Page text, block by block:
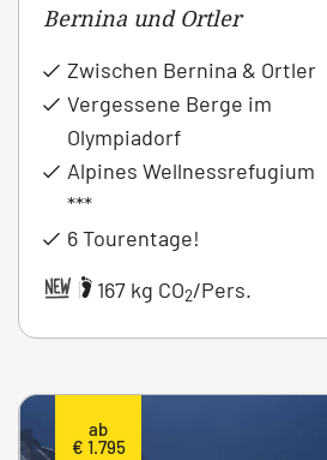
Bernina und Ortler
Zwischen Bernina & Ortler
Vergessene Berge im
Olympiadorf
Alpines Wellnessrefugium
***
6 Tourentage!
|
167 kg CO2/Pers.
ab
€ 1.795